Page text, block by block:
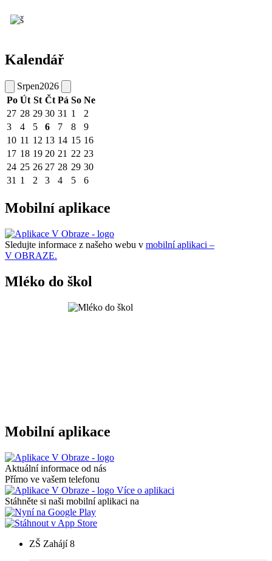
Kalendář
Srpen2026
Po Út St Čt Pá So Ne
27 28 29 30 31 1
2
3
4 5 6 7 8
9
10 11 12 13 14 15 16
17 18 19 20 21 22 23
24 25 26 27 28 29 30
31 1 2 3 4 5 6
Mobilní aplikace
Sledujte informace z našeho webu v mobilní aplikaci –
V OBRAZE.
Mléko do škol
Mobilní aplikace
Aktuální informace od nás
Přímo ve vašem telefonu
Více o aplikaci
Stáhněte si naši mobilní aplikaci na
ZŠ Zahájí 8